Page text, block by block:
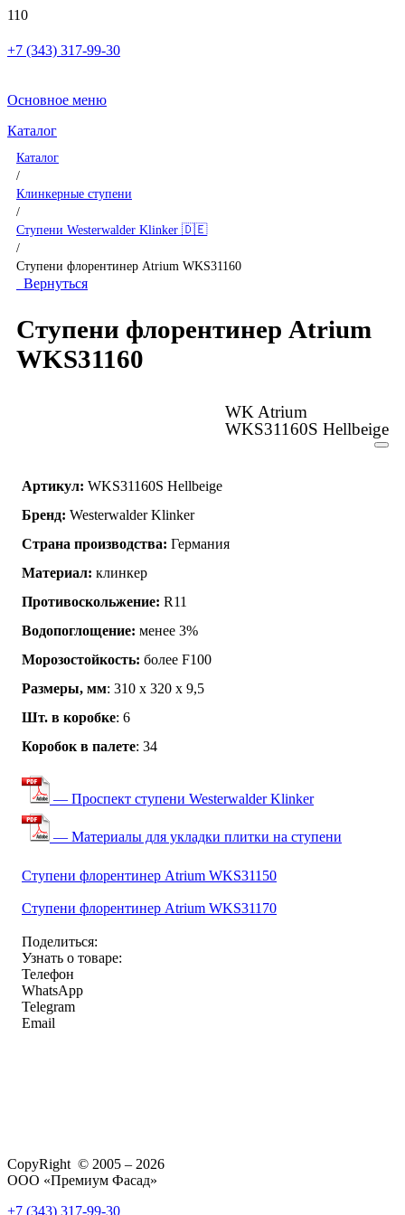
+7 (343) 317-99-30
Основное меню
Каталог
Каталог
/
Клинкерные ступени
/
Ступени Westerwalder Klinker 🇩🇪
/
Ступени флорентинер Atrium WKS31160
Вернуться
Ступени флорентинер Atrium
WKS31160
WK Atrium
WKS31160S Hellbeige
Артикул: WKS31160S Hellbeige
Бренд: Westerwalder Klinker
Страна производства: Германия
Материал: клинкер
Противоскольжение: R11
Водопоглощение: менее 3%
Морозостойкость: более F100
Размеры, мм: 310 x 320 x 9,5
Шт. в коробке: 6
Коробок в палете: 34
— Проспект ступени Westerwalder Klinker
— Материалы для укладки плитки на ступени
Ступени флорентинер Atrium WKS31150
Ступени флорентинер Atrium WKS31170
Поделиться:
Узнать о товаре:
Телефон
WhatsApp
Telegram
Email
CopyRight © 2005 – 2026
ООО «Премиум Фасад»
+7 (343) 317-99-30